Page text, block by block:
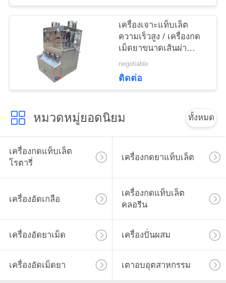
PRIVACY
POLICY
เครื่องเจาะแท็บเล็ต
ความเร็วสูง / เครื่องกด
เม็ดยาขนาดเส้นผ่า
ศูนย์กลาง 18 มม
negotiable
ติดต่อ
หมวดหมู่ยอดนิยม ทั้งหมด
เครื่องกดแท็บเล็ต
โรตารี่
เครื่องกดยาแท็บเล็ต
เครื่องอัดเกลือ
เครื่องกดแท็บเล็ต
คลอรีน
เครื่องอัดยาเม็ด เครื่องปั่นผสม
เครื่องอัดเม็ดยา เตาอบอุตสาหกรรม